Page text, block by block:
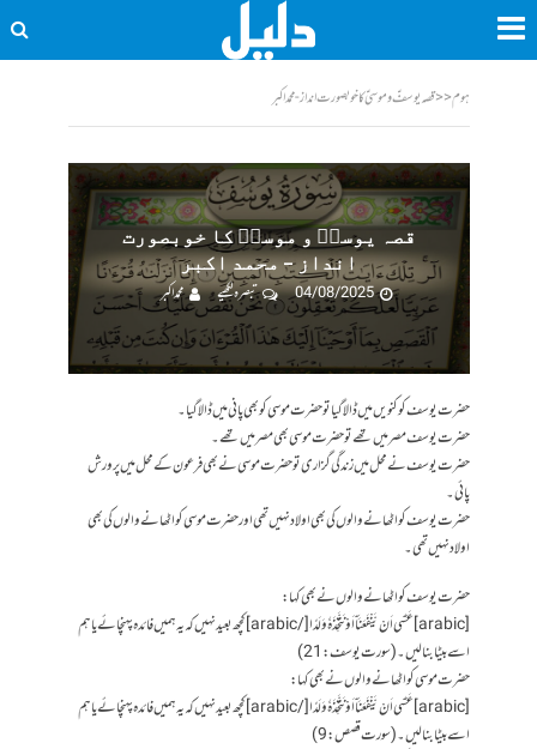
ہوم<<قصہ یوسفؑ و موسیؑ کا خوبصورت انداز - محمد اکبر
قصہ یوسفؑ و موسیؑ کا خوبصورت
انداز – محمد اکبر
04/08/2025
تبصرہ لکھیے محمد اکبر
حضرت یوسف کو کنویں میں ڈالا گیا تو حضرت موسی کو بھی پانی میں ڈالا گیا۔
حضرت یوسف مصر میں تھے تو حضرت موسی بھی مصر میں تھے۔
حضرت یوسف نے محل میں زندگی گزاری تو حضرت موسی نے بھی فرعون کے محل میں پرورش
پائی۔
حضرت یوسف کو اٹھانے والوں کی بھی اولاد نہیں تھی اور حضرت موسی کو اٹھانے والوں کی بھی
اولاد نہیں تھی۔
حضرت یوسف کو اٹھانے والوں نے بھی کہا:
[arabic]عَسٰۤى اَنْ یَّنْفَعَنَاۤ اَوْ نَتَّخِذَهٗ وَلَدًا[/arabic] کچھ بعید نہیں کہ یہ ہمیں فائدہ پہنچائے یا ہم
اسے بیٹا بنا لیں۔ (سورت یوسف: 21)
حضرت موسی کو اٹھانے والوں نے بھی کہا:
[arabic]عَسٰۤى اَنْ یَّنْفَعَنَاۤ اَوْ نَتَّخِذَهٗ وَلَدًا[/arabic] کچھ بعید نہیں کہ یہ ہمیں فائدہ پہنچائے یا ہم
اسے بیٹا بنا لیں۔ (سورت قصص:9)